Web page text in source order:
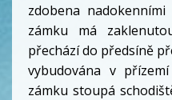
zdobena
zámku má
přechází do předsíně
vybudována v
zámku stoupá